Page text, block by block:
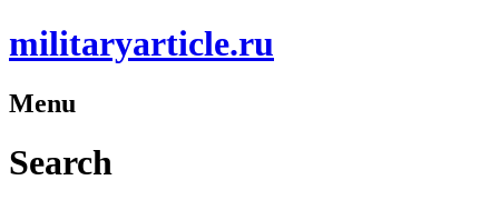
militaryarticle.ru
Menu
Search